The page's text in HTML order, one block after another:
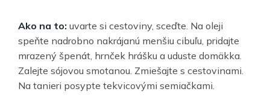
Ako na to: uvarte si cestoviny, sceďte. Na oleji
speňte nadrobno nakrájanú menšiu cibuľu, pridajte
mrazený špenát, hrnček hrášku a uduste domäkka.
Zalejte sójovou smotanou. Zmiešajte s cestovinami.
Na tanieri posypte tekvicovými semiačkami.